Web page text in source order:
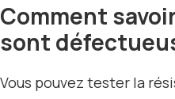
Comment
sont
Vous pouvez tester la